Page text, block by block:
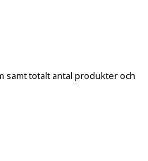
samt totalt antal produkter och